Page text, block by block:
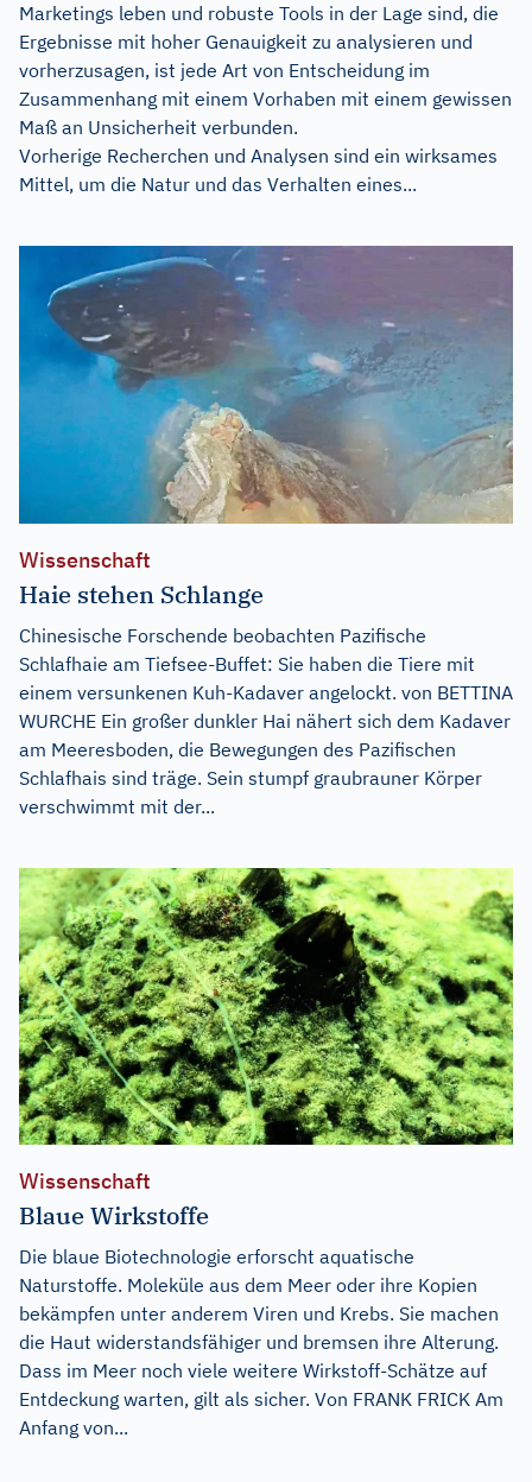
Marketings leben und robuste Tools in der Lage sind, die
Ergebnisse mit hoher Genauigkeit zu analysieren und
vorherzusagen, ist jede Art von Entscheidung im
Zusammenhang mit einem Vorhaben mit einem gewissen
Maß an Unsicherheit verbunden.
Vorherige Recherchen und Analysen sind ein wirksames
Mittel, um die Natur und das Verhalten eines...
Wissenschaft
Haie stehen Schlange
Chinesische Forschende beobachten Pazifische
Schlafhaie am Tiefsee-Buffet: Sie haben die Tiere mit
einem versunkenen Kuh-Kadaver angelockt. von BETTINA
WURCHE Ein großer dunkler Hai nähert sich dem Kadaver
am Meeresboden, die Bewegungen des Pazifischen
Schlafhais sind träge. Sein stumpf graubrauner Körper
verschwimmt mit der...
Wissenschaft
Blaue Wirkstoffe
Die blaue Biotechnologie erforscht aquatische
Naturstoffe. Moleküle aus dem Meer oder ihre Kopien
bekämpfen unter anderem Viren und Krebs. Sie machen
die Haut widerstandsfähiger und bremsen ihre Alterung.
Dass im Meer noch viele weitere Wirkstoff-Schätze auf
Entdeckung warten, gilt als sicher. Von FRANK FRICK Am
Anfang von...